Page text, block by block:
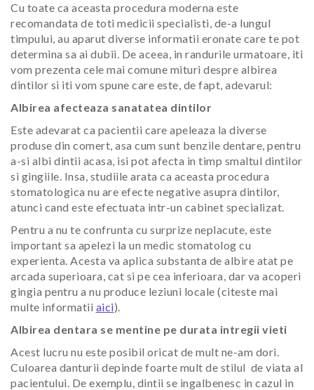
Cu toate ca aceasta procedura moderna este
recomandata de toti medicii specialisti, de-a lungul
timpului, au aparut diverse informatii eronate care te pot
determina sa ai dubii. De aceea, in randurile urmatoare, iti
vom prezenta cele mai comune mituri despre albirea
dintilor si iti vom spune care este, de fapt, adevarul:
Albirea afecteaza sanatatea dintilor
Este adevarat ca pacientii care apeleaza la diverse
produse din comert, asa cum sunt benzile dentare, pentru
a-si albi dintii acasa, isi pot afecta in timp smaltul dintilor
si gingiile. Insa, studiile arata ca aceasta procedura
stomatologica nu are efecte negative asupra dintilor,
atunci cand este efectuata intr-un cabinet specializat.
Pentru a nu te confrunta cu surprize neplacute, este
important sa apelezi la un medic stomatolog cu
experienta. Acesta va aplica substanta de albire atat pe
arcada superioara, cat si pe cea inferioara, dar va acoperi
gingia pentru a nu produce leziuni locale (citeste mai
multe informatii aici).
Albirea dentara se mentine pe durata intregii vieti
Acest lucru nu este posibil oricat de mult ne-am dori.
Culoarea danturii depinde foarte mult de stilul de viata al
pacientului. De exemplu, dintii se ingalbenesc in cazul in